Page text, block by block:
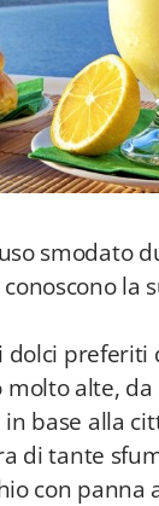
smodato
la
dolci preferiti
alte, da
base alla
di tante
con panna